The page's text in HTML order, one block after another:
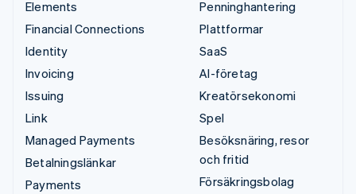
Elements
Financial Connections
Identity
Invoicing
Issuing
Link
Managed Payments
Betalningslänkar
Payments
Penninghantering
Plattformar
SaaS
AI-företag
Kreatörsekonomi
Spel
Besöksnäring, resor
och fritid
Försäkringsbolag